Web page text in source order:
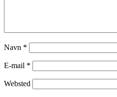
Navn *
E-mail *
Websted